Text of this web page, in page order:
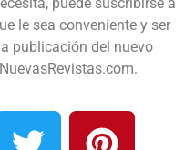
le sea conveniente y ser
publicación del nuevo